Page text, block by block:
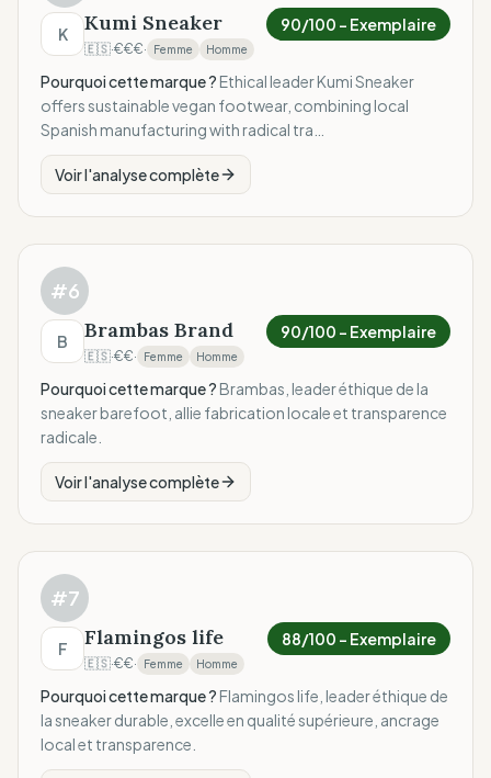
K Kumi Sneaker
🇪🇸·€€€· Femme Homme
90/100 – Exemplaire
Pourquoi cette marque ?Ethical leader Kumi Sneaker
offers sustainable vegan footwear, combining local
Spanish manufacturing with radical tra…
Voir l'analyse complète
#6
B Brambas Brand
🇪🇸·€€· Femme Homme
90/100 – Exemplaire
Pourquoi cette marque ?Brambas, leader éthique de la
sneaker barefoot, allie fabrication locale et transparence
radicale.
Voir l'analyse complète
#7
F Flamingos life
🇪🇸·€€· Femme Homme
88/100 – Exemplaire
Pourquoi cette marque ?Flamingos life, leader éthique de
la sneaker durable, excelle en qualité supérieure, ancrage
local et transparence.